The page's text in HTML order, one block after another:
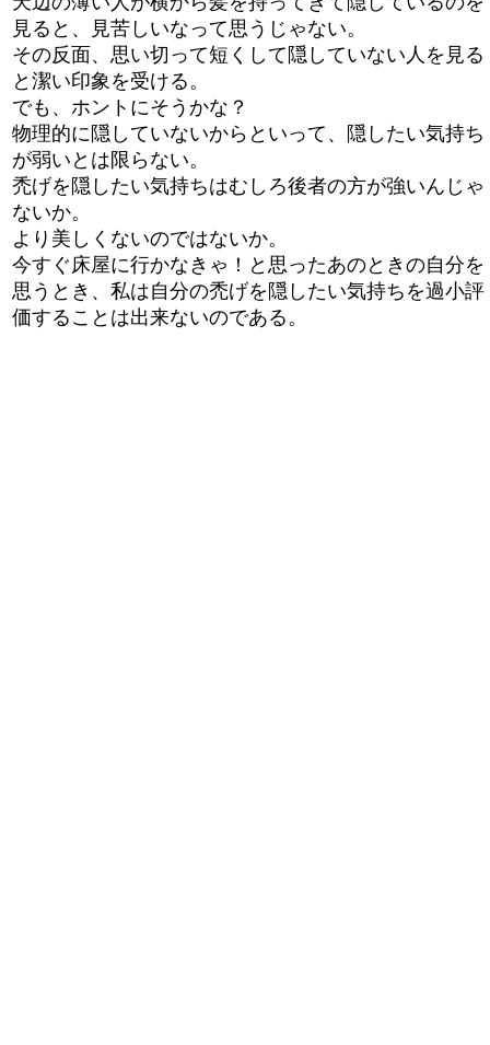
見ると、見苦しいなって思うじゃない。
その反面、思い切って短くして隠していない人を見る
と潔い印象を受ける。
でも、ホントにそうかな？
物理的に隠していないからといって、隠したい気持ち
が弱いとは限らない。
禿げを隠したい気持ちはむしろ後者の方が強いんじゃ
ないか。
より美しくないのではないか。
今すぐ床屋に行かなきゃ！と思ったあのときの自分を
思うとき、私は自分の禿げを隠したい気持ちを過小評
価することは出来ないのである。